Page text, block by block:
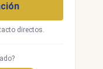
directos.